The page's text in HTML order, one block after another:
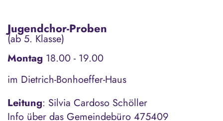
Jugendchor-Proben
(ab 5. Klasse)
Montag 18.00 - 19.00
im Dietrich-Bonhoeffer-Haus
Leitung: Silvia Cardoso Schöller
Info über das Gemeindebüro 475409